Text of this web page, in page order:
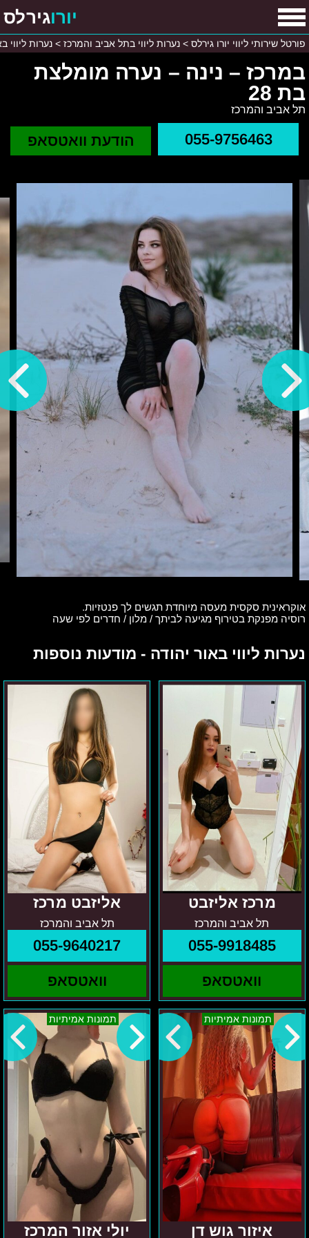
במרכז – נינה – נערה מומלצת
בת 28
תל אביב והמרכז
055-9756463 הודעת וואטסאפ
יורוגירלס
פורטל שירותי ליווי יורו גירלס > נערות ליווי בתל אביב והמרכז > נערות ליווי
אוקראינית סקסית מעסה מיוחדת תגשים לך פנטזיות.
רוסיה מפנקת בטירוף מגיעה לביתך / מלון / חדרים לפי שעה
נערות ליווי באור יהודה - מודעות נוספות
מרכז אליזבט
תל אביב והמרכז
055-9918485
וואטסאפ
מרכז
אליזבט מרכז
תל אביב והמרכז
055-9640217
וואטסאפ
אליזבט
מרכז
תמונות אמיתיות
איזור גוש דן
איזור
גוש
דן
אנדריאנה
תמונות אמיתיות
יולי אזור המרכז
יולי
אזור
המרכז